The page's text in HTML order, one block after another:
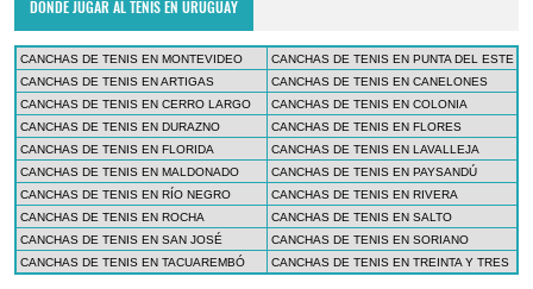
DÓNDE JUGAR AL TENIS EN URUGUAY
CANCHAS DE TENIS EN MONTEVIDEO
CANCHAS DE TENIS EN PUNTA DEL ESTE
CANCHAS DE TENIS EN ARTIGAS
CANCHAS DE TENIS EN CANELONES
CANCHAS DE TENIS EN CERRO LARGO
CANCHAS DE TENIS EN COLONIA
CANCHAS DE TENIS EN DURAZNO
CANCHAS DE TENIS EN FLORES
CANCHAS DE TENIS EN FLORIDA
CANCHAS DE TENIS EN LAVALLEJA
CANCHAS DE TENIS EN MALDONADO
CANCHAS DE TENIS EN PAYSANDÚ
CANCHAS DE TENIS EN RÍO NEGRO
CANCHAS DE TENIS EN RIVERA
CANCHAS DE TENIS EN ROCHA
CANCHAS DE TENIS EN SALTO
CANCHAS DE TENIS EN SAN JOSÉ
CANCHAS DE TENIS EN SORIANO
CANCHAS DE TENIS EN TACUAREMBÓ
CANCHAS DE TENIS EN TREINTA Y TRES